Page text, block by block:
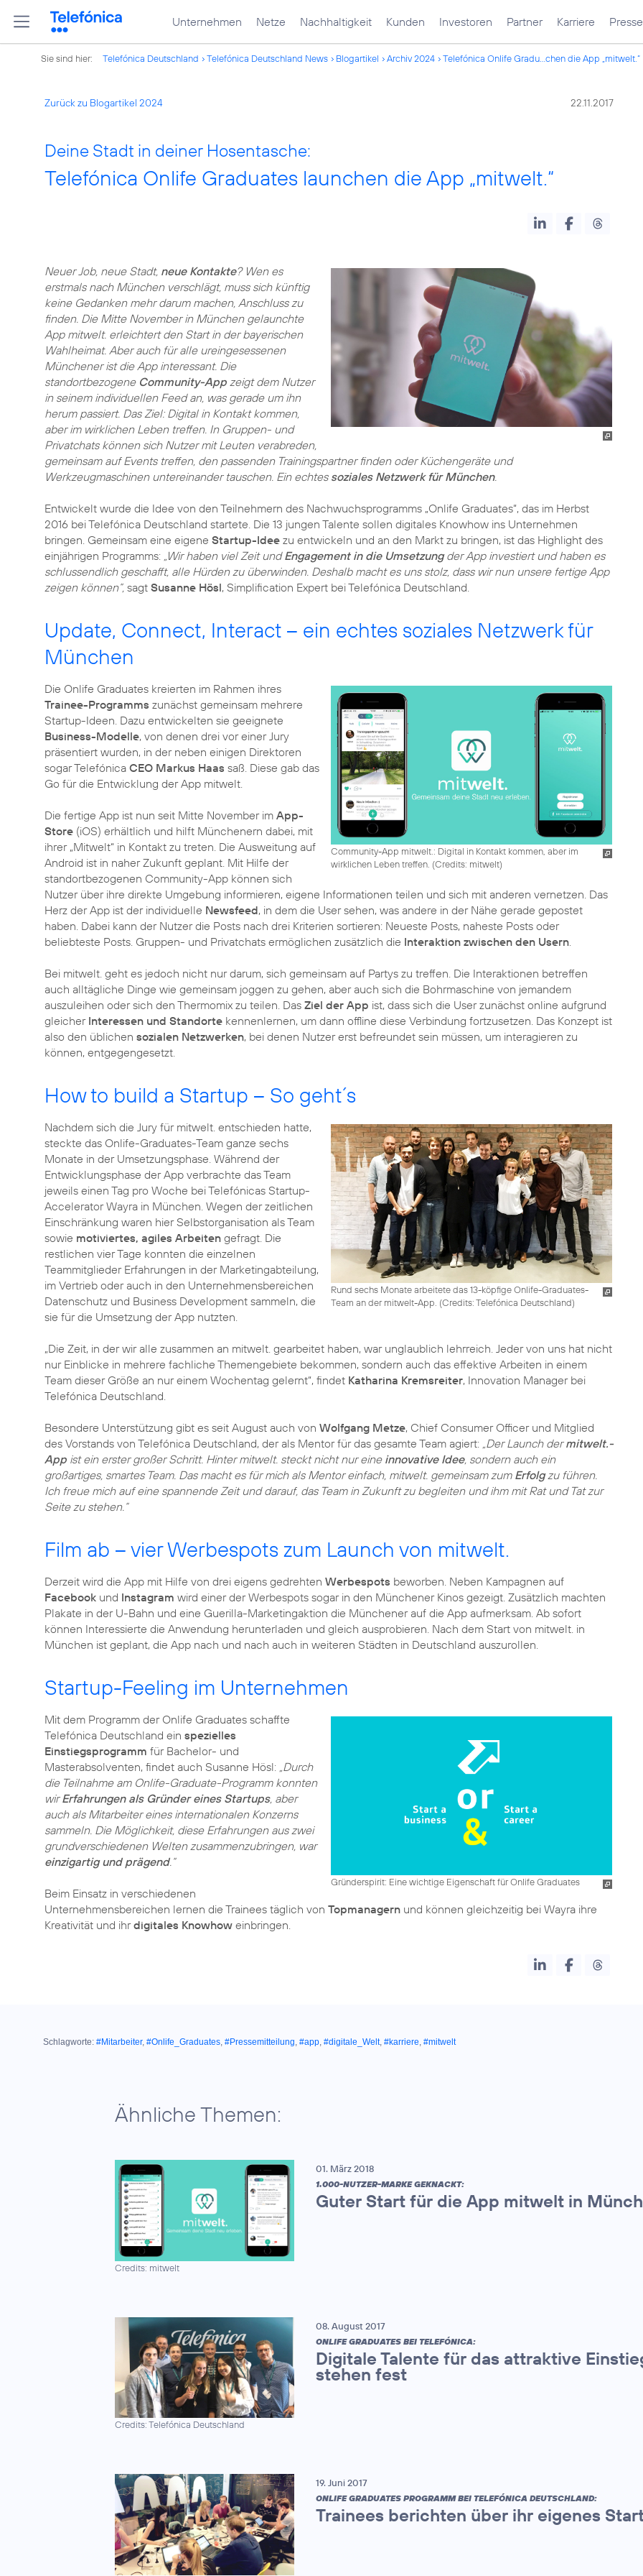
Unternehmen Netze Nachhaltigkeit Kunden Investoren Partner Karriere Presse
Sie sind hier: Telefónica Deutschland Telefónica Deutschland News Blogartikel Archiv 2024 Telefónica Onlife Gradu...chen die App „mitwelt.“
Zurück zu Blogartikel 2024 22.11.2017
Deine Stadt in deiner Hosentasche:
Telefónica Onlife Graduates launchen die App „mitwelt.“
Neuer Job, neue Stadt, neue Kontakte? Wen es
erstmals nach München verschlägt, muss sich künftig
keine Gedanken mehr darum machen, Anschluss zu
finden. Die Mitte November in München gelaunchte
App mitwelt. erleichtert den Start in der bayerischen
Wahlheimat. Aber auch für alle ureingesessenen
Münchener ist die App interessant. Die
standortbezogene Community-App zeigt dem Nutzer
in seinem individuellen Feed an, was gerade um ihn
herum passiert. Das Ziel: Digital in Kontakt kommen,
aber im wirklichen Leben treffen. In Gruppen- und
Privatchats können sich Nutzer mit Leuten verabreden,
gemeinsam auf Events treffen, den passenden Trainingspartner finden oder Küchengeräte und
Werkzeugmaschinen untereinander tauschen. Ein echtes soziales Netzwerk für München.
Entwickelt wurde die Idee von den Teilnehmern des Nachwuchsprogramms „Onlife Graduates“, das im Herbst
2016 bei Telefónica Deutschland startete. Die 13 jungen Talente sollen digitales Knowhow ins Unternehmen
bringen. Gemeinsam eine eigene Startup-Idee zu entwickeln und an den Markt zu bringen, ist das Highlight des
einjährigen Programms: „Wir haben viel Zeit undEngagement in die Umsetzungder App investiert und haben es
schlussendlich geschafft, alle Hürden zu überwinden. Deshalb macht es uns stolz, dass wir nun unsere fertige App
zeigen können“, sagt Susanne Hösl, Simplification Expert bei Telefónica Deutschland.
Update, Connect, Interact – ein echtes soziales Netzwerk für
München
Community-App mitwelt.: Digital in Kontakt kommen, aber im
wirklichen Leben treffen. (Credits: mitwelt)
Die Onlife Graduates kreierten im Rahmen ihres
Trainee-Programms zunächst gemeinsam mehrere
Startup-Ideen. Dazu entwickelten sie geeignete
Business-Modelle, von denen drei vor einer Jury
präsentiert wurden, in der neben einigen Direktoren
sogar Telefónica CEO Markus Haas saß. Diese gab das
Go für die Entwicklung der App mitwelt.
Die fertige App ist nun seit Mitte November im App-
Store (iOS) erhältlich und hilft Münchenern dabei, mit
ihrer „Mitwelt“ in Kontakt zu treten. Die Ausweitung auf
Android ist in naher Zukunft geplant. Mit Hilfe der
standortbezogenen Community-App können sich
Nutzer über ihre direkte Umgebung informieren, eigene Informationen teilen und sich mit anderen vernetzen. Das
Herz der App ist der individuelle Newsfeed, in dem die User sehen, was andere in der Nähe gerade gepostet
haben. Dabei kann der Nutzer die Posts nach drei Kriterien sortieren: Neueste Posts, naheste Posts oder
beliebteste Posts. Gruppen- und Privatchats ermöglichen zusätzlich die Interaktion zwischen den Usern.
Bei mitwelt. geht es jedoch nicht nur darum, sich gemeinsam auf Partys zu treffen. Die Interaktionen betreffen
auch alltägliche Dinge wie gemeinsam joggen zu gehen, aber auch sich die Bohrmaschine von jemandem
auszuleihen oder sich den Thermomix zu teilen. Das Ziel der App ist, dass sich die User zunächst online aufgrund
gleicher Interessen und Standorte kennenlernen, um dann offline diese Verbindung fortzusetzen. Das Konzept ist
also den üblichen sozialen Netzwerken, bei denen Nutzer erst befreundet sein müssen, um interagieren zu
können, entgegengesetzt.
How to build a Startup – So geht´s
Rund sechs Monate arbeitete das 13-köpfige Onlife-Graduates-
Team an der mitwelt-App. (Credits: Telefónica Deutschland)
Nachdem sich die Jury für mitwelt. entschieden hatte,
steckte das Onlife-Graduates-Team ganze sechs
Monate in der Umsetzungsphase. Während der
Entwicklungsphase der App verbrachte das Team
jeweils einen Tag pro Woche bei Telefónicas Startup-
Accelerator Wayra in München. Wegen der zeitlichen
Einschränkung waren hier Selbstorganisation als Team
sowie motiviertes, agiles Arbeiten gefragt. Die
restlichen vier Tage konnten die einzelnen
Teammitglieder Erfahrungen in der Marketingabteilung,
im Vertrieb oder auch in den Unternehmensbereichen
Datenschutz und Business Development sammeln, die
sie für die Umsetzung der App nutzten.
„Die Zeit, in der wir alle zusammen an mitwelt. gearbeitet haben, war unglaublich lehrreich. Jeder von uns hat nicht
nur Einblicke in mehrere fachliche Themengebiete bekommen, sondern auch das effektive Arbeiten in einem
Team dieser Größe an nur einem Wochentag gelernt“, findet Katharina Kremsreiter, Innovation Manager bei
Telefónica Deutschland.
Besondere Unterstützung gibt es seit August auch von Wolfgang Metze, Chief Consumer Officer und Mitglied
des Vorstands von Telefónica Deutschland, der als Mentor für das gesamte Team agiert: „Der Launch dermitwelt.-
App ist ein erster großer Schritt. Hinter mitwelt. steckt nicht nur eine innovative Idee, sondern auch ein
großartiges, smartes Team. Das macht es für mich als Mentor einfach, mitwelt. gemeinsam zum Erfolgzu führen.
Ich freue mich auf eine spannende Zeit und darauf, das Team in Zukunft zu begleiten und ihm mit Rat und Tat zur
Seite zu stehen.“
Film ab – vier Werbespots zum Launch von mitwelt.
Derzeit wird die App mit Hilfe von drei eigens gedrehten Werbespots beworben. Neben Kampagnen auf
Facebook und Instagram wird einer der Werbespots sogar in den Münchener Kinos gezeigt. Zusätzlich machten
Plakate in der U-Bahn und eine Guerilla-Marketingaktion die Münchener auf die App aufmerksam. Ab sofort
können Interessierte die Anwendung herunterladen und gleich ausprobieren. Nach dem Start von mitwelt. in
München ist geplant, die App nach und nach auch in weiteren Städten in Deutschland auszurollen.
Startup-Feeling im Unternehmen
Gründerspirit: Eine wichtige Eigenschaft für Onlife Graduates
Mit dem Programm der Onlife Graduates schaffte
Telefónica Deutschland ein spezielles
Einstiegsprogramm für Bachelor- und
Masterabsolventen, findet auch Susanne Hösl: „Durch
die Teilnahme am Onlife-Graduate-Programm konnten
wirErfahrungen als Gründer eines Startups, aber
auch als Mitarbeiter eines internationalen Konzerns
sammeln. Die Möglichkeit, diese Erfahrungen aus zwei
grundverschiedenen Welten zusammenzubringen, war
einzigartig und prägend.“
Beim Einsatz in verschiedenen
Unternehmensbereichen lernen die Trainees täglich von Topmanagern und können gleichzeitig bei Wayra ihre
Kreativität und ihrdigitales Knowhow einbringen.
Schlagworte: #Mitarbeiter, #Onlife_Graduates, #Pressemitteilung, #app, #digitale_Welt, #karriere, #mitwelt
Ähnliche Themen:
Credits: mitwelt
01. März 2018
1.000-NUTZER-MARKE GEKNACKT:
Guter Start für die App mitwelt in
Credits: Telefónica Deutschland
08. August 2017
ONLIFE GRADUATES BEI TELEFÓNICA:
Digitale Talente für das attraktive
stehen fest
19. Juni 2017
ONLIFE GRADUATES PROGRAMM BEI TELEFÓNICA DEUTSCHLAND:
Trainees berichten über ihr eigenes